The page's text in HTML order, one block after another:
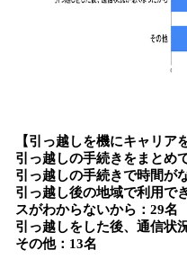
【引っ越しを機にキャリア
引っ越しの手続きをまとめ
引っ越しの手続きで時間が
引っ越し後の地域で利用で
スがわからないから：29名
引っ越しをした後、通信状
その他：13名